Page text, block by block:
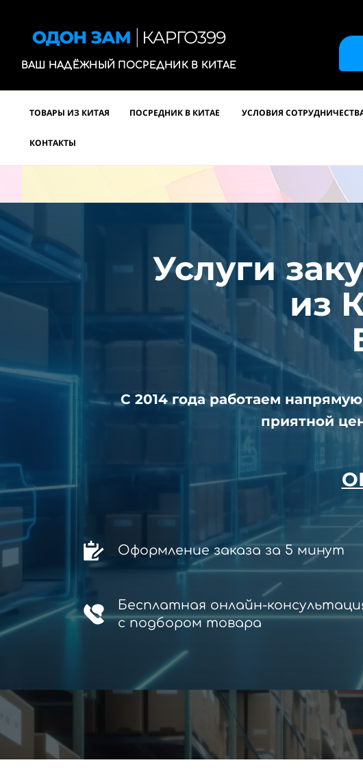
ВАШ НАДЁЖНЫЙ ПОСРЕДНИК В КИТАЕ
ТОВАРЫ ИЗ КИТАЯ ПОСРЕДНИК В КИТАЕ УСЛОВИЯ
КОНТАКТЫ
Услуги
из
С 2014 года работаем
приятной
Оформление заказа за 5 минут
Бесплатная онлайн-
с подбором товара